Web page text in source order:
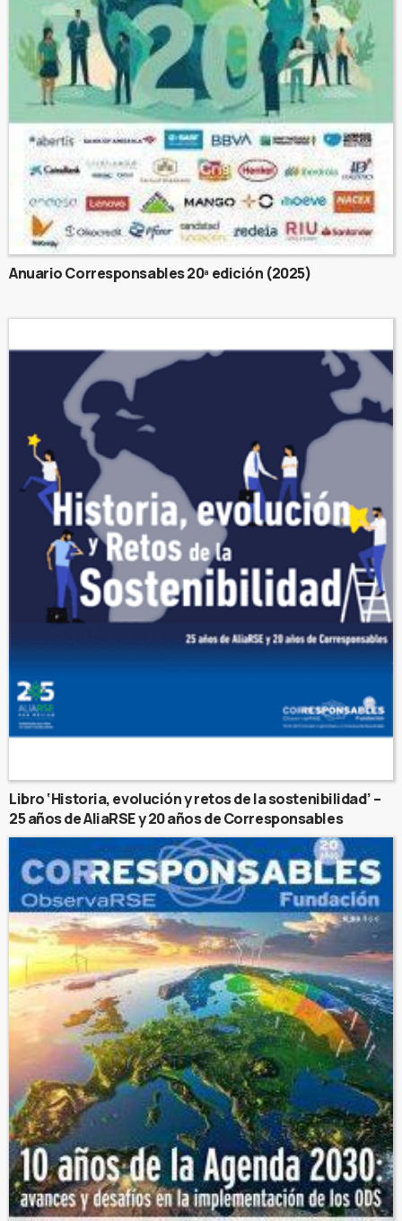
Anuario Corresponsables 20ª edición (2025)
Libro ‘Historia, evolución y retos de la sostenibilidad’ –
25 años de AliaRSE y 20 años de Corresponsables